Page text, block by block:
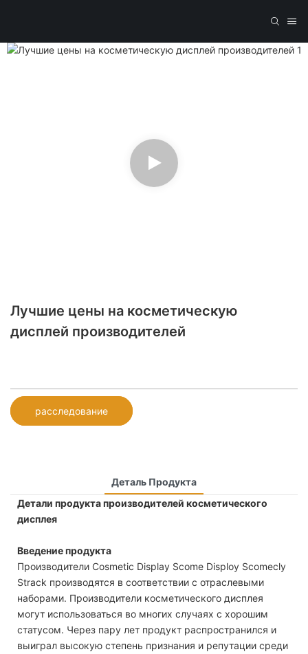
Лучшие цены на косметическую
дисплей производителей
расследование
Деталь Продукта
Детали продукта производителей косметического
дисплея
Введение продукта
Производители Cosmetic Display Scome Disploy Scomecly
Strack производятся в соответствии с отраслевыми
наборами. Производители косметического дисплея
могут использоваться во многих случаях с хорошим
статусом. Через пару лет продукт распространился и
выиграл высокую степень признания и репутации среди